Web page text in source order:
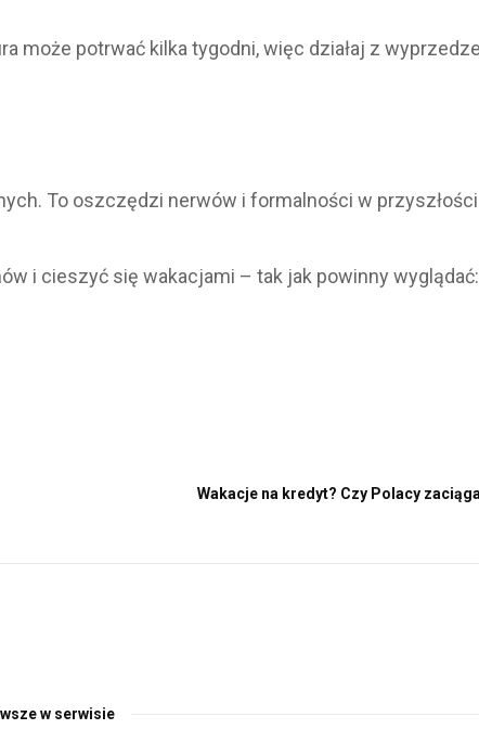
może potrwać kilka tygodni, więc działaj z
To oszczędzi nerwów i formalności w
i cieszyć się wakacjami – tak jak powinny
Wakacje na kredyt? Czy Polacy
w serwisie